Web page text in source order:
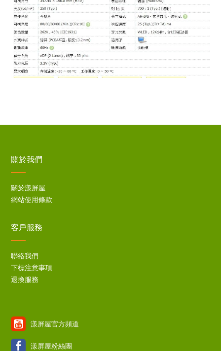
關於我們
關於漾屏屋
網站使用條款
客戶服務
聯絡我們
下標注意事項
退換服務
漾屏屋官方頻道
漾屏屋粉絲團